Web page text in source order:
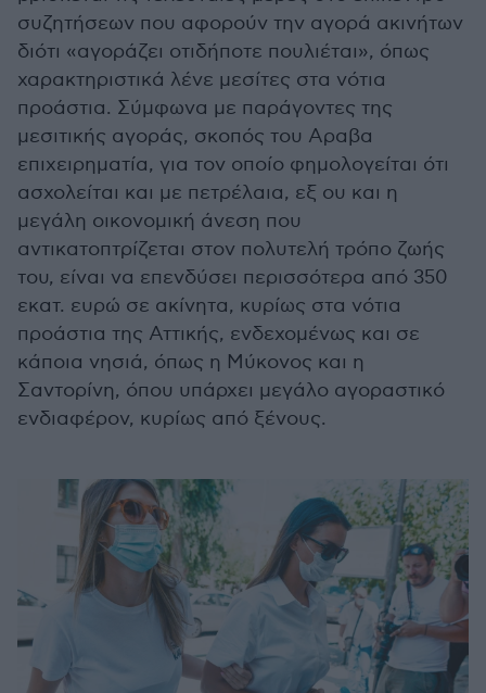
συζητήσεων που αφορούν την αγορά ακινήτων
διότι «αγοράζει οτιδήποτε πουλιέται», όπως
χαρακτηριστικά λένε μεσίτες στα νότια
προάστια. Σύμφωνα με παράγοντες της
μεσιτικής αγοράς, σκοπός του Αραβα
επιχειρηματία, για τον οποίο φημολογείται ότι
ασχολείται και με πετρέλαια, εξ ου και η
μεγάλη οικονομική άνεση που
αντικατοπτρίζεται στον πολυτελή τρόπο ζωής
του, είναι να επενδύσει περισσότερα από 350
εκατ. ευρώ σε ακίνητα, κυρίως στα νότια
προάστια της Αττικής, ενδεχομένως και σε
κάποια νησιά, όπως η Μύκονος και η
Σαντορίνη, όπου υπάρχει μεγάλο αγοραστικό
ενδιαφέρον, κυρίως από ξένους.